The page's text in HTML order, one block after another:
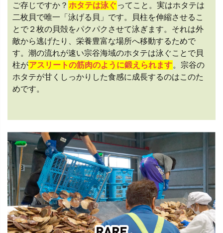
ご存じですか？ ホタテは泳ぐ ってこと。実はホタテは
二枚貝で唯一「泳げる貝」です。貝柱を伸縮させるこ
とで２枚の貝殻をパクパクさせて泳ぎます。それは外
敵から逃げたり、栄養豊富な場所へ移動するためで
す。潮の流れが速い宗谷海域のホタテは泳ぐことで貝
柱がアスリートの筋肉のように鍛えられます。宗谷の
ホタテが甘くしっかりした食感に成長するのはこのた
めです。